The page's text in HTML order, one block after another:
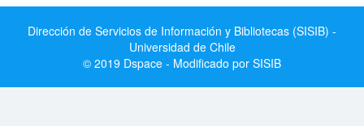
Dirección de Servicios de Información y Bibliotecas (SISIB) -
Universidad de Chile
© 2019 Dspace - Modificado por SISIB